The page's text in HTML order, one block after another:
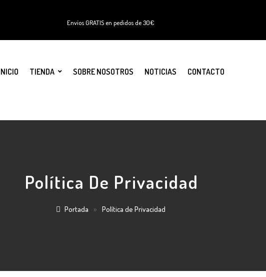
Envíos GRATIS en pedidos de 30€
TIENDA SOBRE NOSOTROS NOTICIAS CONTACTO
Política De Privacidad
Portada » Política de Privacidad